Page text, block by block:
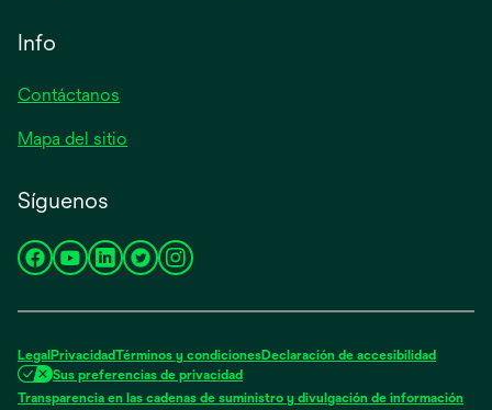
Info
Contáctanos
Mapa del sitio
Síguenos
se
una
pestaña
nueva
se
una
pestaña
nueva
se
una
pestaña
nueva
se
una
pestaña
nueva
se
pestaña
nueva
Legal PrivacidadTérminos y condicionesDeclaración de accesibilidad
Sus preferencias de privacidad
Transparencia en las cadenas de suministro y divulgación de información